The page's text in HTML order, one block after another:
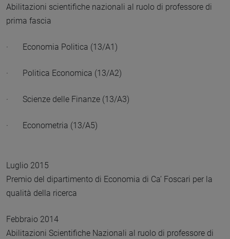
Abilitazioni scientifiche nazionali al ruolo di professore di
prima fascia
· Economia Politica (13/A1)
· Politica Economica (13/A2)
· Scienze delle Finanze (13/A3)
· Econometria (13/A5)
Luglio 2015
Premio del dipartimento di Economia di Ca’ Foscari per la
qualità della ricerca
Febbraio 2014
Abilitazioni Scientifiche Nazionali al ruolo di professore di